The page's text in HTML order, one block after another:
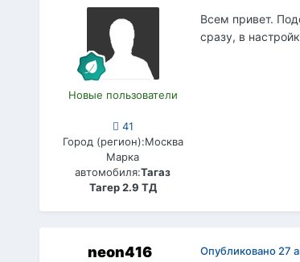
Новые пользователи
41
Город (регион):Москва
Марка
автомобиля:Тагаз
Тагер 2.9 ТД
Всем привет.
сразу, в
neon416 Опубликовано 27